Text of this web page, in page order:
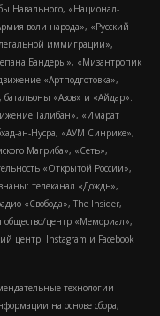
Навального, «Национал-
воли народа», «Русский
иммиграции»,
Бандеры», «Мизантропик
«Артподготовка»,
батальоны «Азов» и «Айдар».
Талибан», «Имарат
ан-Нусра, «АУМ Синрике»,
Магриба», «Сеть»,
«Открытой России»,
телеканал «Дождь»,
«Свобода», The Insider,
центр «Мемориал»,
центр. Instagram и Facebook
технологии
на основе сбора,